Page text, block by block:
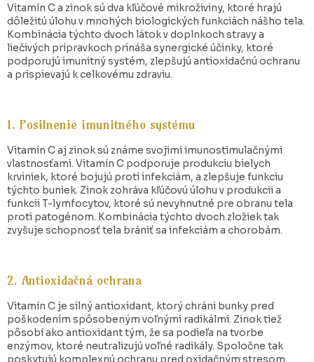
Vitamín C a zinok sú dva kľúčové mikroživiny, ktoré hrajú
dôležitú úlohu v mnohých biologických funkciách nášho tela.
Kombinácia týchto dvoch látok v doplnkoch stravy a
liečivých prípravkoch prináša synergické účinky, ktoré
podporujú imunitný systém, zlepšujú antioxidačnú ochranu
a prispievajú k celkovému zdraviu.
1. Posilnenie imunitného systému
Vitamín C aj zinok sú známe svojimi imunostimulačnými
vlastnosťami. Vitamín C podporuje produkciu bielych
krviniek, ktoré bojujú proti infekciám, a zlepšuje funkciu
týchto buniek. Zinok zohráva kľúčovú úlohu v produkcii a
funkcii T-lymfocytov, ktoré sú nevyhnutné pre obranu tela
proti patogénom. Kombinácia týchto dvoch zložiek tak
zvyšuje schopnosť tela brániť sa infekciám a chorobám.
2. Antioxidačná ochrana
Vitamín C je silný antioxidant, ktorý chráni bunky pred
poškodením spôsobeným voľnými radikálmi. Zinok tiež
pôsobí ako antioxidant tým, že sa podieľa na tvorbe
enzýmov, ktoré neutralizujú voľné radikály. Spoločne tak
poskytujú komplexnú ochranu pred oxidačným stresom,